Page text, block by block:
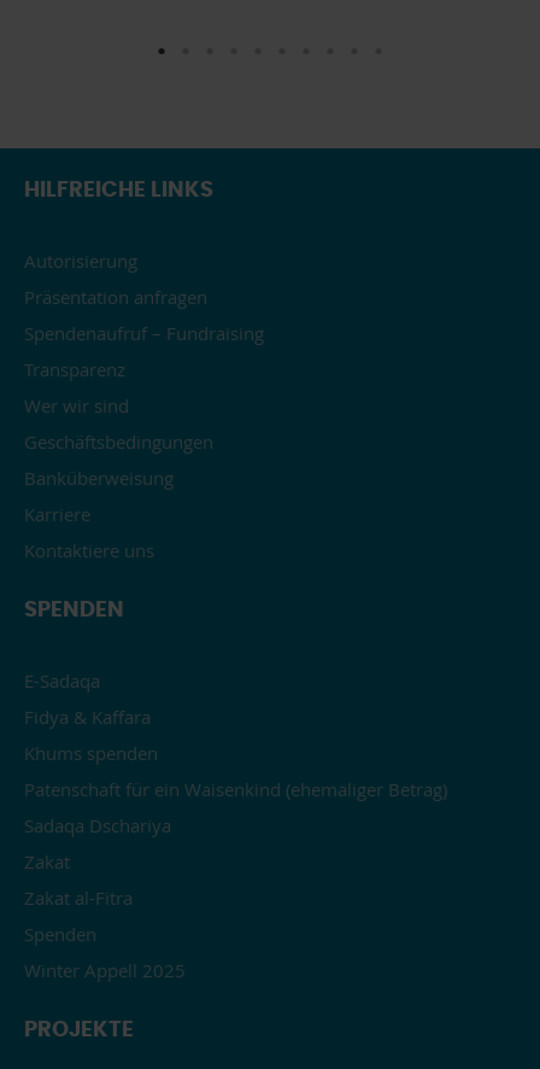
HILFREICHE LINKS
Autorisierung
Präsentation anfragen
Spendenaufruf – Fundraising
Transparenz
Wer wir sind
Geschäftsbedingungen
Banküberweisung
Karriere
Kontaktiere uns
SPENDEN
E-Sadaqa
Fidya & Kaffara
Khums spenden
Patenschaft für ein Waisenkind (ehemaliger Betrag)
Sadaqa Dschariya
Zakat
Zakat al-Fitra
Spenden
Winter Appell 2025
PROJEKTE